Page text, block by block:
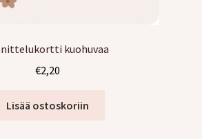
kuohuvaa
€2,20
Lisää ostoskoriin